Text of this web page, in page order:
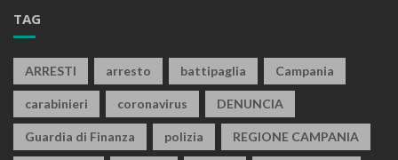
TAG
ARRESTI arresto battipaglia Campania
carabinieri coronavirus DENUNCIA
Guardia di Finanza polizia REGIONE CAMPANIA